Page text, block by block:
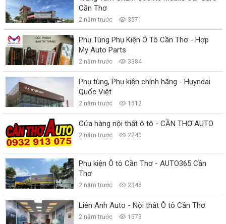
Cần Thơ
2 năm trước 3571
Phụ Tùng Phụ Kiện Ô Tô Cần Thơ - Hợp
My Auto Parts
2 năm trước 3384
Phụ tùng, Phụ kiện chính hãng - Huyndai
Quốc Việt
2 năm trước 1512
Cửa hàng nội thất ô tô - CẦN THƠ AUTO
2 năm trước 2240
Phụ kiện Ô tô Cần Thơ - AUTO365 Cần
Thơ
2 năm trước 2348
Liên Anh Auto - Nội thất Ô tô Cần Thơ
2 năm trước 1573